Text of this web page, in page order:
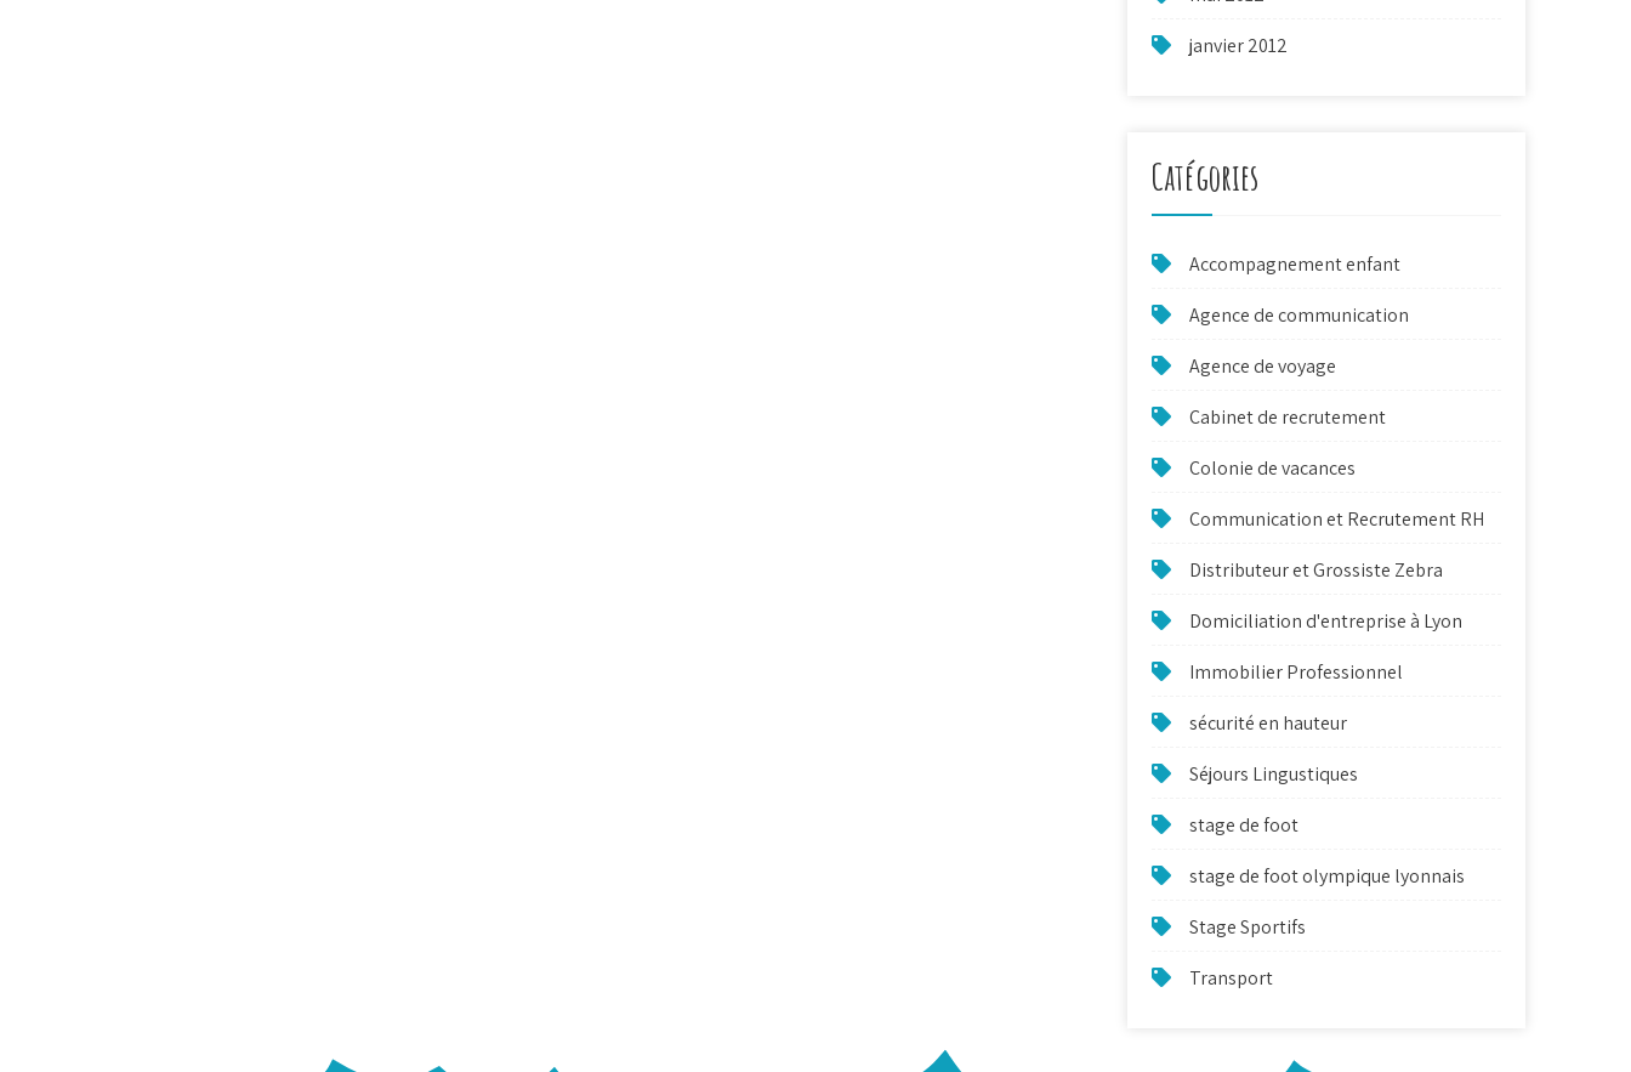
janvier 2012
Catégories
Accompagnement enfant
Agence de communication
Agence de voyage
Cabinet de recrutement
Colonie de vacances
Communication et Recrutement RH
Distributeur et Grossiste Zebra
Domiciliation d'entreprise à Lyon
Immobilier Professionnel
sécurité en hauteur
Séjours Lingustiques
stage de foot
stage de foot olympique lyonnais
Stage Sportifs
Transport